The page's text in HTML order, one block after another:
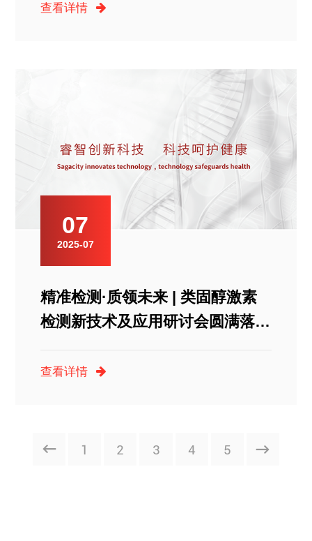
查看详情
07
2025-07
精准检测·质领未来 | 类固醇激素
检测新技术及应用研讨会圆满落
疗
查看详情
1 2 3 4 5